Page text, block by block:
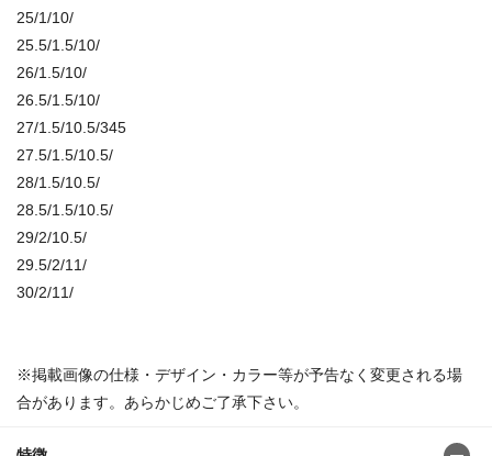
25/1/10/
25.5/1.5/10/
26/1.5/10/
26.5/1.5/10/
27/1.5/10.5/345
27.5/1.5/10.5/
28/1.5/10.5/
28.5/1.5/10.5/
29/2/10.5/
29.5/2/11/
30/2/11/
※掲載画像の仕様・デザイン・カラー等が予告なく変更される場
合があります。あらかじめご了承下さい。